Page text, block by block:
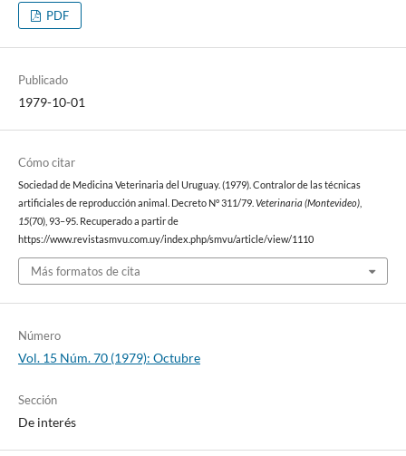
PDF
Publicado
1979-10-01
Cómo citar
Sociedad de Medicina Veterinaria del Uruguay. (1979). Contralor de las técnicas
artificiales de reproducción animal. Decreto N° 311/79. Veterinaria (Montevideo),
15(70), 93–95. Recuperado a partir de
https://www.revistasmvu.com.uy/index.php/smvu/article/view/1110
Más formatos de cita
Número
Vol. 15 Núm. 70 (1979): Octubre
Sección
De interés